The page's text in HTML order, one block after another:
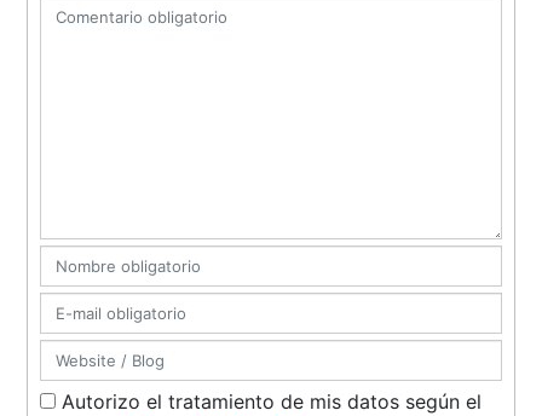
Autorizo el tratamiento de mis datos según el